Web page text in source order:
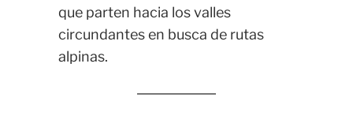
que parten hacia los valles
circundantes en busca de rutas
alpinas.